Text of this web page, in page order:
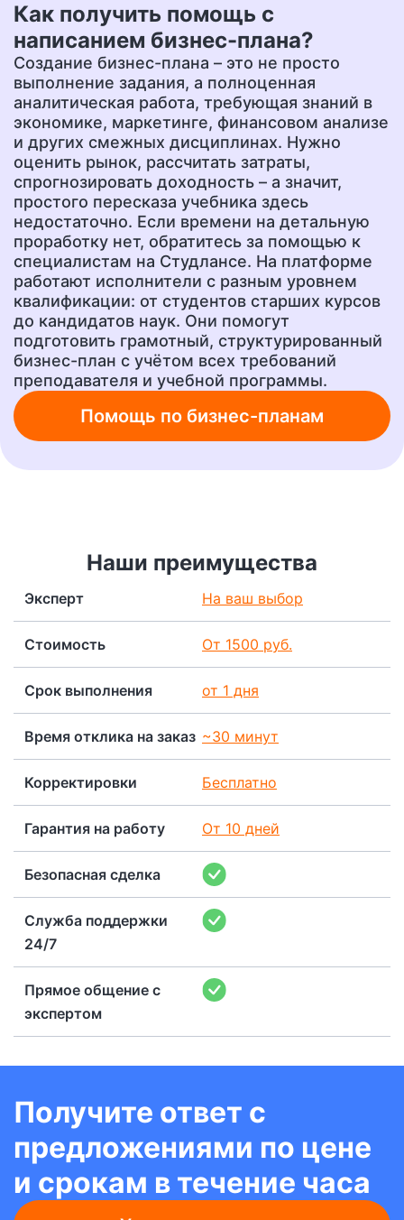
Чертеж
от 700 руб.
Доклад
от 400 руб.
Презентация
от 500 руб.
Перевод
от 400 руб.
Эссе
от 400 руб.
Сочинение
от 400 руб.
Ответы на тесты
от 400 руб.
Рецензия
от 700 руб.
Шпаргалки
от 300 руб.
Бизнес-план
от 1500 руб.
Как получить помощь с
написанием бизнес-плана?
Создание бизнес-плана – это не просто
выполнение задания, а полноценная
аналитическая работа, требующая знаний в
экономике, маркетинге, финансовом анализе
и других смежных дисциплинах. Нужно
оценить рынок, рассчитать затраты,
спрогнозировать доходность – а значит,
простого пересказа учебника здесь
недостаточно. Если времени на детальную
проработку нет, обратитесь за помощью к
специалистам на Студлансе. На платформе
работают исполнители с разным уровнем
квалификации: от студентов старших курсов
до кандидатов наук. Они помогут
подготовить грамотный, структурированный
бизнес-план с учётом всех требований
преподавателя и учебной программы.
Помощь по бизнес-планам
Наши преимущества
Эксперт На ваш выбор
Стоимость От 1500 руб.
Срок выполнения от 1 дня
Время отклика на заказ ~30 минут
Корректировки Бесплатно
Гарантия на работу От 10 дней
Безопасная сделка
Служба поддержки
24/7
Прямое общение с
экспертом
Получите ответ с
предложениями по цене
и срокам в течение часа